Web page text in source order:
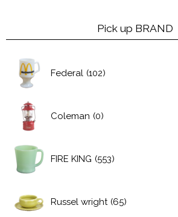
Pick up BRAND
Federal (102)
Coleman (0)
FIRE KING (553)
Russel wright (65)